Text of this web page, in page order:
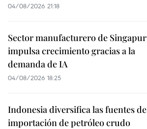
04/08/2026 21:18
Sector manufacturero de Singapur
impulsa crecimiento gracias a la
demanda de IA
04/08/2026 18:25
Indonesia diversifica las fuentes de
importación de petróleo crudo